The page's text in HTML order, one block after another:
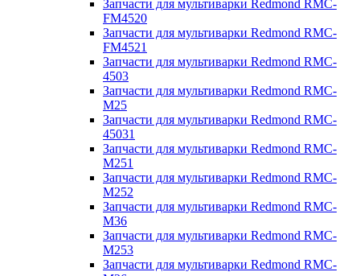
Запчасти для мультиварки Redmond RMC-
FM4520
Запчасти для мультиварки Redmond RMC-
FM4521
Запчасти для мультиварки Redmond RMC-
4503
Запчасти для мультиварки Redmond RMC-
M25
Запчасти для мультиварки Redmond RMC-
45031
Запчасти для мультиварки Redmond RMC-
M251
Запчасти для мультиварки Redmond RMC-
M252
Запчасти для мультиварки Redmond RMC-
M36
Запчасти для мультиварки Redmond RMC-
M253
Запчасти для мультиварки Redmond RMC-